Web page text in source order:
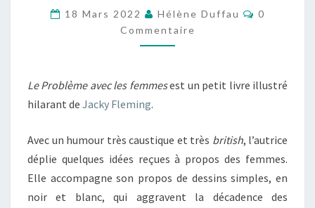
18 Mars 2022 Hélène Duffau
0
Commentaire
Le Problème avec les femmesest un petit livre illustré
hilarant de Jacky Fleming.
Avec un humour très caustique et très british, l’autrice
déplie quelques idées reçues à propos des femmes.
Elle accompagne son propos de dessins simples, en
noir et blanc, qui aggravent la décadence des